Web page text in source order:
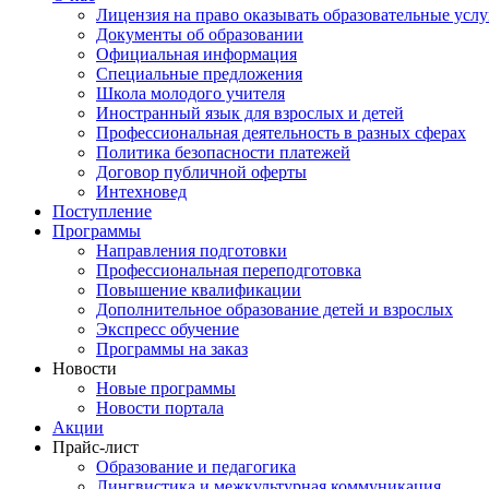
Лицензия на право оказывать образовательные
Документы об образовании
Официальная информация
Специальные предложения
Школа молодого учителя
Иностранный язык для взрослых и детей
Профессиональная деятельность в разных сферах
Политика безопасности платежей
Договор публичной оферты
Интехновед
Поступление
Программы
Направления подготовки
Профессиональная переподготовка
Повышение квалификации
Дополнительное образование детей и взрослых
Экспресс обучение
Программы на заказ
Новости
Новые программы
Новости портала
Акции
Прайс-лист
Образование и педагогика